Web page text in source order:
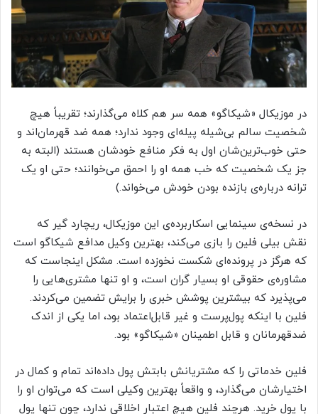
در موزیکال «شیکاگو» همه سر هم کلاه می‌گذارند؛ تقریباً هیچ
شخصیت سالم بی‌شیله پیله‌ای وجود ندارد؛ همه ضد قهرمان‌اند و
حتی خوب‌ترین‌شان اول به فکر منافع خودشان هستند (البته به
جز یک شخصیت که خب همه او را احمق می‌خوانند؛ حتی او یک
ترانه درباره‌ی بازنده بودن خودش می‌خواند.)
در نسخه‌ی سینمایی اسکاربرده‌ی این موزیکال، ریچارد گیر که
نقش بیلی فلین را بازی می‌کند، بهترین وکیل مدافع شیکاگو است
که هرگز در پرونده‌ای شکست نخوزده است. مشکل اینجاست که
مشاوره‌ی حقوقی او بسیار گران است، و او تنها مشتری‌هایی را
می‌پذیرد که بیشترین پوشش خبری را برایش تضمین می‌کردند.
فلین با اینکه پول‌پرست و غیر قابل‌اعتماد بود، اما یکی از اندک
ضدقهرمانان و قابل اطمینان «شیکاگو» بود.
فلین خدماتی را که مشتریانش بابتش پول داده‌اند تمام و کمال در
اختیارشان می‌گذارد، و واقعاً بهترین وکیلی است که می‌توان او را
با پول خرید. هرچند فلین هیچ اعتبار اخلاقی ندارد، چون تنها پول